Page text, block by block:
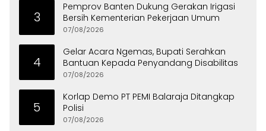
3
Pemprov Banten Dukung Gerakan Irigasi
Bersih Kementerian Pekerjaan Umum
07/08/2026
4
Gelar Acara Ngemas, Bupati Serahkan
Bantuan Kepada Penyandang Disabilitas
07/08/2026
5
Korlap Demo PT PEMI Balaraja Ditangkap
Polisi
07/08/2026